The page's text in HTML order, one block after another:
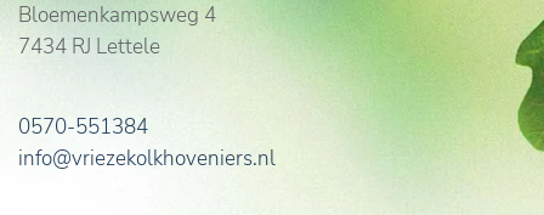
Bloemenkampsweg 4
7434 RJ Lettele
0570-551384
info@vriezekolkhoveniers.nl